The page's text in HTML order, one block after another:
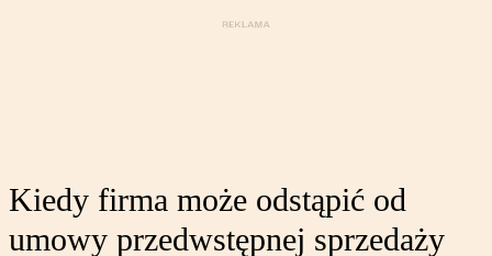
Kiedy firma może odstąpić od
umowy przedwstępnej sprzedaży